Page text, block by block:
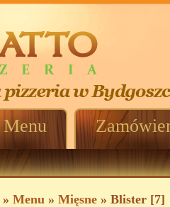
Menu
» Menu » Mięsne » Blister [7]